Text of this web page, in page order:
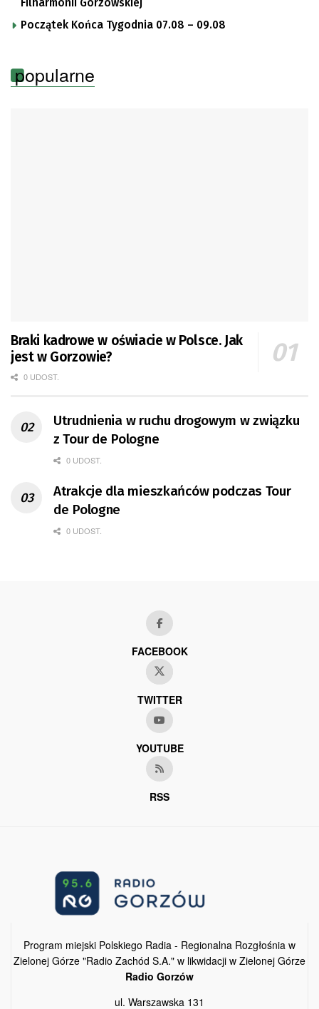
Filharmonii Gorzowskiej
Początek Końca Tygodnia 07.08 – 09.08
popularne
Braki kadrowe w oświacie w Polsce. Jak
jest w Gorzowie?
0 UDOST.
Utrudnienia w ruchu drogowym w związku
z Tour de Pologne
0 UDOST.
Atrakcje dla mieszkańców podczas Tour
de Pologne
0 UDOST.
FACEBOOK
TWITTER
YOUTUBE
RSS
Program miejski Polskiego Radia - Regionalna Rozgłośnia w
Zielonej Górze "Radio Zachód S.A." w likwidacji w Zielonej Górze
Radio Gorzów
ul. Warszawska 131